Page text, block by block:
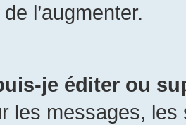
l’augmenter.
je éditer ou
les messages,